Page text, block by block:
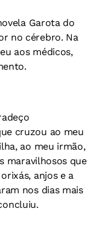
Garota do
no cérebro. Na
aos médicos,
cruzou ao meu
ao meu irmão,
maravilhosos que
anjos e a
nos dias mais